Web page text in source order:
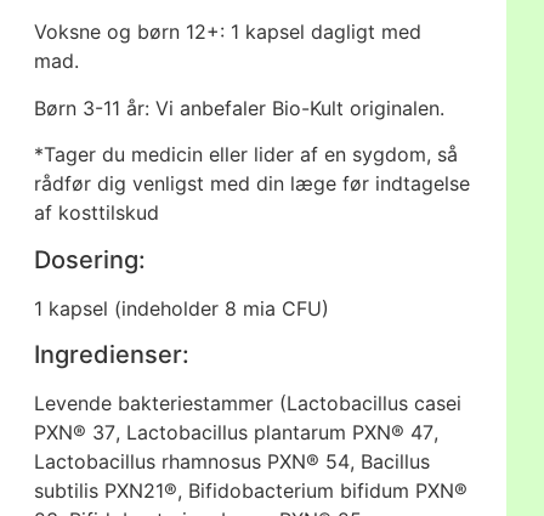
Voksne og børn 12+: 1 kapsel dagligt med
mad.
Børn 3-11 år: Vi anbefaler Bio-Kult originalen.
*Tager du medicin eller lider af en sygdom, så
rådfør dig venligst med din læge før indtagelse
af kosttilskud
Dosering:
1 kapsel (indeholder 8 mia CFU)
Ingredienser:
Levende bakteriestammer (Lactobacillus casei
PXN® 37, Lactobacillus plantarum PXN® 47,
Lactobacillus rhamnosus PXN® 54, Bacillus
subtilis PXN21®, Bifidobacterium bifidum PXN®